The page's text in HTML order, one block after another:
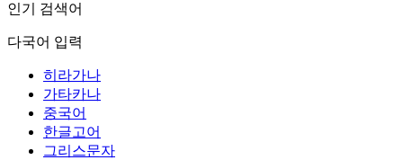
인기 검색어
다국어 입력
히라가나
가타카나
중국어
한글고어
그리스문자